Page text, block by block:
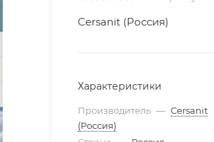
Cersanit (Россия)
Характеристики
Производитель — Cersanit
(Россия)